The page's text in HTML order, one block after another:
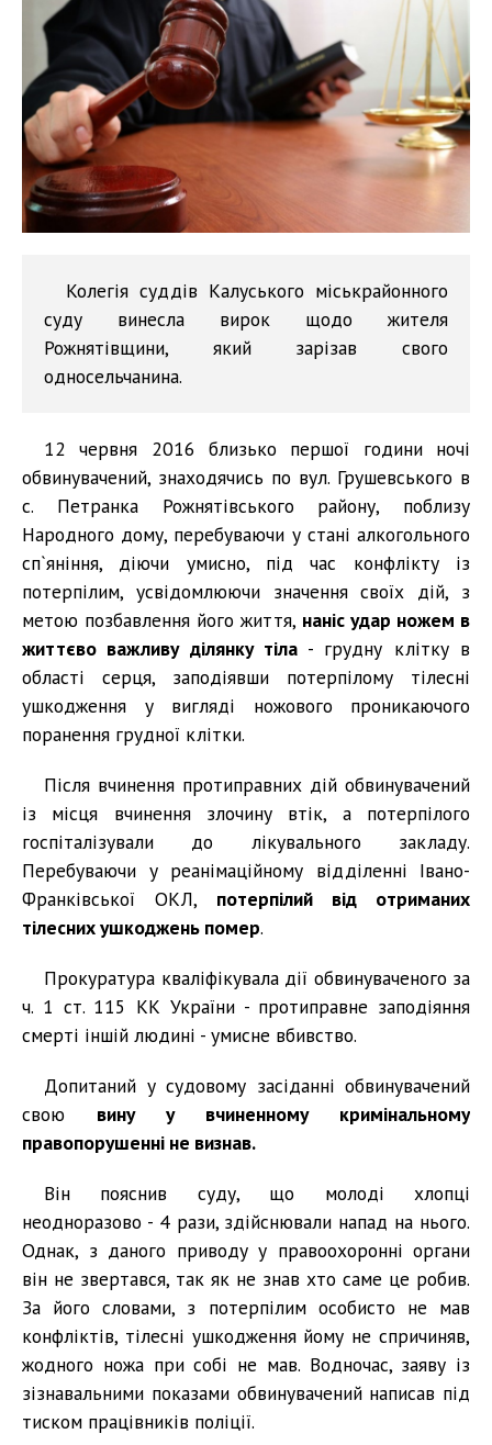
Колегія суддів Калуського міськрайонного
суду винесла вирок щодо жителя
Рожнятівщини, який зарізав свого
односельчанина.
12 червня 2016 близько першої години ночі
обвинувачений, знаходячись по вул. Грушевського в
с. Петранка Рожнятівського району, поблизу
Народного дому, перебуваючи у стані алкогольного
сп`яніння, діючи умисно, під час конфлікту із
потерпілим, усвідомлюючи значення своїх дій, з
метою позбавлення його життя, наніс удар ножем в
життєво важливу ділянку тіла- грудну клітку в
області серця, заподіявши потерпілому тілесні
ушкодження у вигляді ножового проникаючого
поранення грудної клітки.
Після вчинення протиправних дій обвинувачений
із місця вчинення злочину втік, а потерпілого
госпіталізували до лікувального закладу.
Перебуваючи у реанімаційному відділенні Івано-
Франківської ОКЛ, потерпілий від отриманих
тілесних ушкоджень помер.
Прокуратура кваліфікувала дії обвинуваченого за
ч. 1 ст. 115 КК України - протиправне заподіяння
смерті іншій людині - умисне вбивство.
Допитаний у судовому засіданні обвинувачений
свою вину у вчиненному кримінальному
правопорушенні не визнав.
Він пояснив суду, що молоді хлопці
неодноразово - 4 рази, здійснювали напад на нього.
Однак, з даного приводу у правоохоронні органи
він не звертався, так як не знав хто саме це робив.
За його словами, з потерпілим особисто не мав
конфліктів, тілесні ушкодження йому не спричиняв,
жодного ножа при собі не мав. Водночас, заяву із
зізнавальними показами обвинувачений написав під
тиском працівників поліції.